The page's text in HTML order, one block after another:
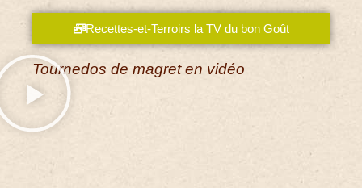
Recettes-et-Terroirs la TV du bon Goût
Tournedos de magret en vidéo